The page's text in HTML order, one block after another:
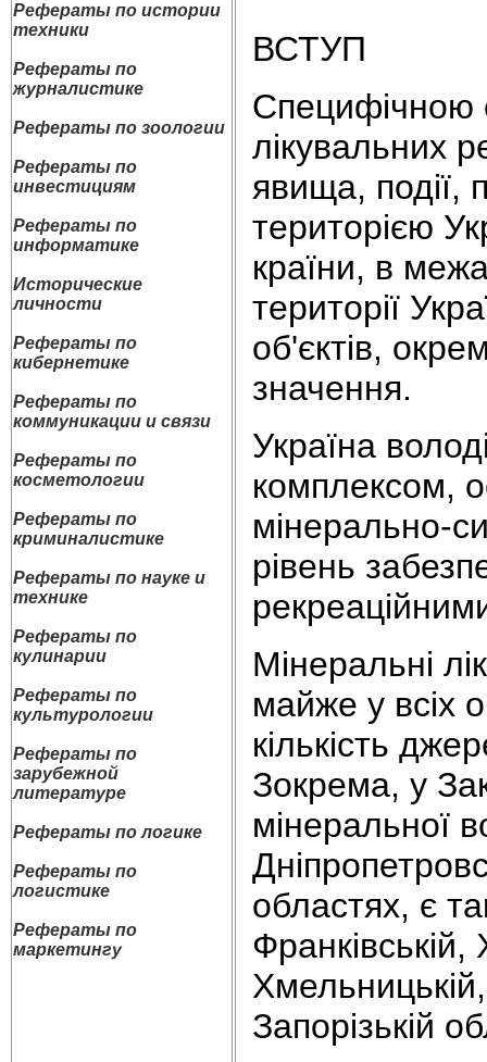
Рефераты по истории
техники
Рефераты по
журналистике
Рефераты по зоологии
Рефераты по
инвестициям
Рефераты по
информатике
Исторические
личности
Рефераты по
кибернетике
Рефераты по
коммуникации и связи
Рефераты по
косметологии
Рефераты по
криминалистике
Рефераты по науке и
технике
Рефераты по
кулинарии
Рефераты по
культурологии
Рефераты по
зарубежной
литературе
Рефераты по логике
Рефераты по
логистике
Рефераты по
маркетингу
ВСТУП
Специфічною
лікувальних
явища, події,
територією
країни, в
території
об'єктів,
значення.
Україна
комплексом,
мінерально-
рівень
Мінеральні
майже у всіх
кількість
Зокрема, у
мінеральної
областях, є
Франківській,
Запорізькій